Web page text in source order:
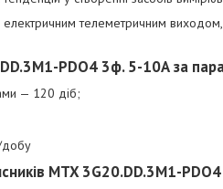
електричним телеметричним
PDO4 3ф. 5-10А за
— 120 діб;
добу
MTX 3G20.DD.3M1-PDO4